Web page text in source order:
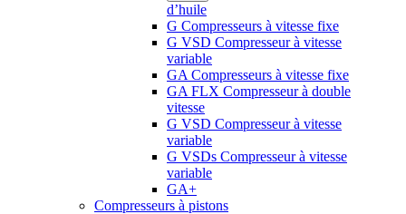
d’huile
G Compresseurs à vitesse fixe
G VSD Compresseur à vitesse
variable
GA Compresseurs à vitesse fixe
GA FLX Compresseur à double
vitesse
G VSD Compresseur à vitesse
variable
G VSDs Compresseur à vitesse
variable
GA+
Compresseurs à pistons